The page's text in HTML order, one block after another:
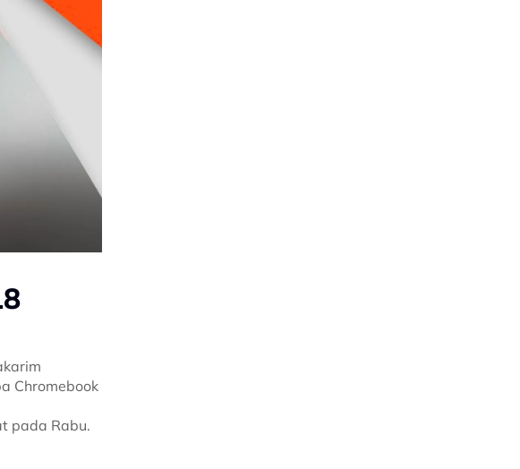
Chromebook
pada Rabu.